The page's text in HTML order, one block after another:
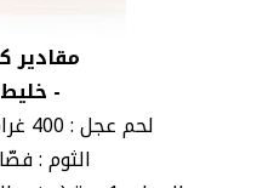
مقادير
-
لحم عجل : 400 غراماً (أو غنم مع دهن)
الثوم :